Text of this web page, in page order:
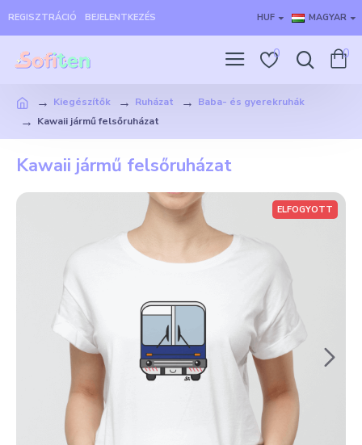
REGISZTRÁCIÓ BEJELENTKEZÉS HUF MAGYAR
0 0
Kiegészítők Ruházat
Baba- és gyerekruhák
Kawaii jármű felsőruházat
Kawaii jármű felsőruházat
ELFOGYOTT